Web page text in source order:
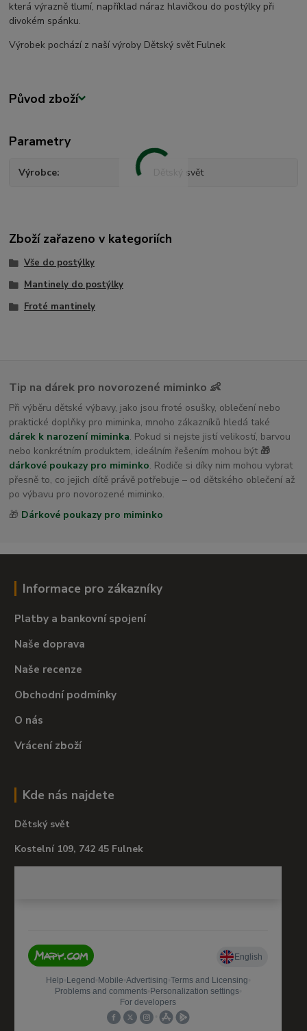
která výrazně tlumí, například náraz hlavičkou do postýlky při
divokém spánku.
Výrobek pochází z naší výroby Dětský svět Fulnek
Původ zboží
Parametry
Výrobce Dětský svět
Zboží zařazeno v kategoriích
Vše do postýlky
Mantinely do postýlky
Froté mantinely
Tip na dárek pro novorozené miminko 👶
Při výběru dětské výbavy, jako jsou froté osušky, oblečení nebo
praktické doplňky pro miminka, mnoho zákazníků hledá také
dárek k narození miminka. Pokud si nejste jistí velikostí, barvou
nebo konkrétním produktem, ideálním řešením mohou být 🎁
dárkové poukazy pro miminko. Rodiče si díky nim mohou vybrat
přesně to, co jejich dítě právě potřebuje – od dětského oblečení až
po výbavu pro novorozené miminko.
🎁 Dárkové poukazy pro miminko
Informace pro zákazníky
Platby a bankovní spojení
Naše doprava
Naše recenze
Obchodní podmínky
O nás
Vrácení zboží
Kde nás najdete
Dětský svět
Kostelní 109, 742 45 Fulnek